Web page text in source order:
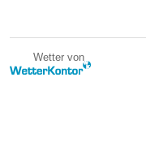
Wetter von